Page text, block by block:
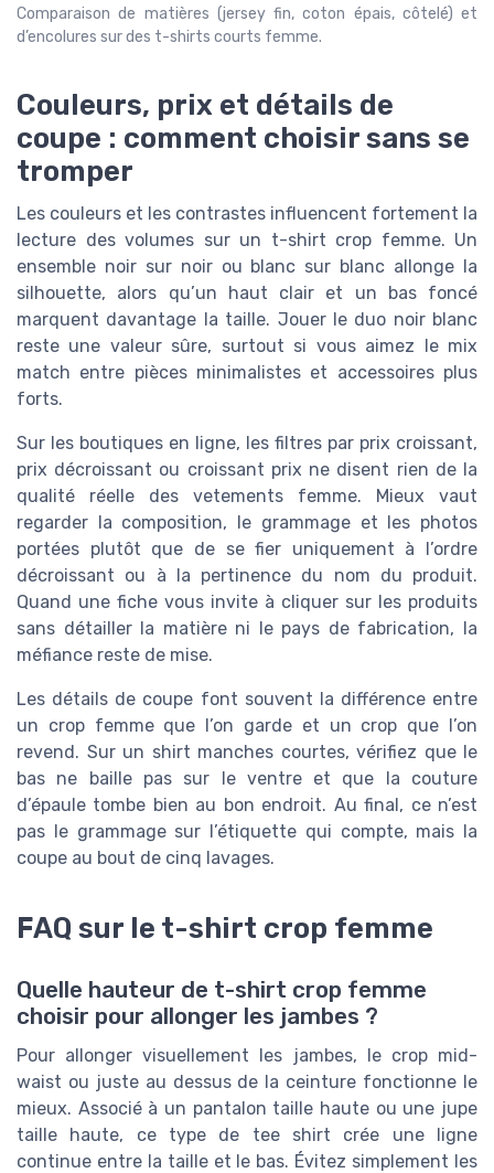
Comparaison de matières (jersey fin, coton épais, côtelé) et
d’encolures sur des t-shirts courts femme.
Couleurs, prix et détails de
coupe : comment choisir sans se
tromper
Les couleurs et les contrastes influencent fortement la
lecture des volumes sur un t-shirt crop femme. Un
ensemble noir sur noir ou blanc sur blanc allonge la
silhouette, alors qu’un haut clair et un bas foncé
marquent davantage la taille. Jouer le duo noir blanc
reste une valeur sûre, surtout si vous aimez le mix
match entre pièces minimalistes et accessoires plus
forts.
Sur les boutiques en ligne, les filtres par prix croissant,
prix décroissant ou croissant prix ne disent rien de la
qualité réelle des vetements femme. Mieux vaut
regarder la composition, le grammage et les photos
portées plutôt que de se fier uniquement à l’ordre
décroissant ou à la pertinence du nom du produit.
Quand une fiche vous invite à cliquer sur les produits
sans détailler la matière ni le pays de fabrication, la
méfiance reste de mise.
Les détails de coupe font souvent la différence entre
un crop femme que l’on garde et un crop que l’on
revend. Sur un shirt manches courtes, vérifiez que le
bas ne baille pas sur le ventre et que la couture
d’épaule tombe bien au bon endroit. Au final, ce n’est
pas le grammage sur l’étiquette qui compte, mais la
coupe au bout de cinq lavages.
FAQ sur le t-shirt crop femme
Quelle hauteur de t-shirt crop femme
choisir pour allonger les jambes ?
Pour allonger visuellement les jambes, le crop mid-
waist ou juste au dessus de la ceinture fonctionne le
mieux. Associé à un pantalon taille haute ou une jupe
taille haute, ce type de tee shirt crée une ligne
continue entre la taille et le bas. Évitez simplement les